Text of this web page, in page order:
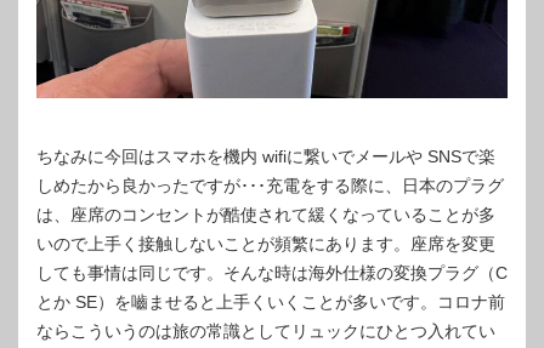
ちなみに今回はスマホを機内 wifiに繋いでメールや SNSで楽
しめたから良かったですが･･･充電をする際に、日本のプラグ
は、座席のコンセントが酷使されて緩くなっていることが多
いので上手く接触しないことが頻繁にあります。座席を変更
しても事情は同じです。そんな時は海外仕様の変換プラグ（C
とか SE）を嚙ませると上手くいくことが多いです。コロナ前
ならこういうのは旅の常識としてリュックにひとつ入れてい